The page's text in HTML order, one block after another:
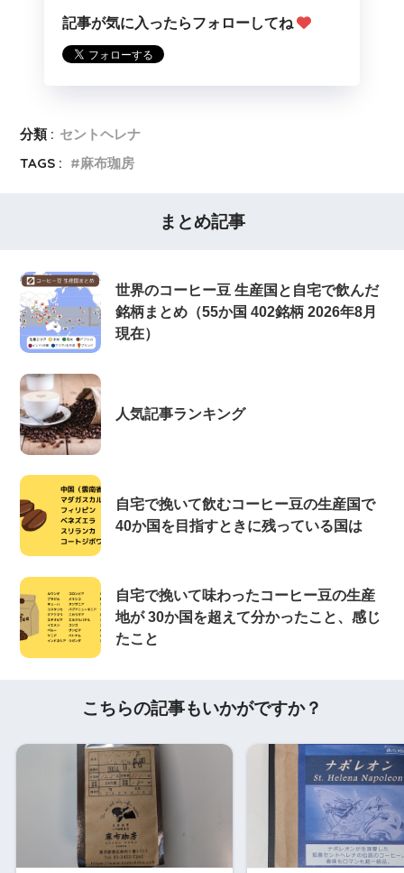
記事が気に入ったらフォローしてね
分類 : セントヘレナ
TAGS :
麻布珈房
まとめ記事
世界のコーヒー豆 生産国と自宅で飲んだ
銘柄まとめ（55か国 402銘柄 2026年8月
現在）
人気記事ランキング
自宅で挽いて飲むコーヒー豆の生産国で
40か国を目指すときに残っている国は
自宅で挽いて味わったコーヒー豆の生産
地が 30か国を超えて分かったこと、感じ
たこと
こちらの記事もいかがですか？